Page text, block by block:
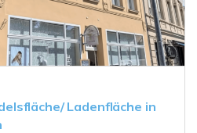
Ladenfläche in